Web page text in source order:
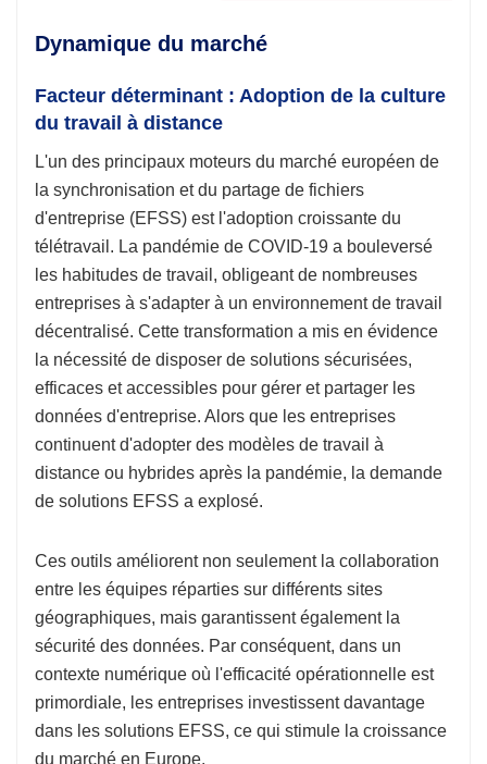
Dynamique du marché
Facteur déterminant : Adoption de la culture
du travail à distance
L'un des principaux moteurs du marché européen de
la synchronisation et du partage de fichiers
d'entreprise (EFSS) est l'adoption croissante du
télétravail. La pandémie de COVID-19 a bouleversé
les habitudes de travail, obligeant de nombreuses
entreprises à s'adapter à un environnement de travail
décentralisé. Cette transformation a mis en évidence
la nécessité de disposer de solutions sécurisées,
efficaces et accessibles pour gérer et partager les
données d'entreprise. Alors que les entreprises
continuent d'adopter des modèles de travail à
distance ou hybrides après la pandémie, la demande
de solutions EFSS a explosé.
Ces outils améliorent non seulement la collaboration
entre les équipes réparties sur différents sites
géographiques, mais garantissent également la
sécurité des données. Par conséquent, dans un
contexte numérique où l'efficacité opérationnelle est
primordiale, les entreprises investissent davantage
dans les solutions EFSS, ce qui stimule la croissance
du marché en Europe.